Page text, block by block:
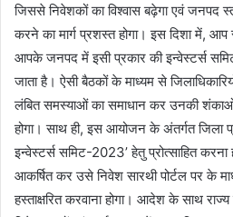
जिससे निवेशकों का विश्वास बढ़ेगा एवं जनपद
करने का मार्ग प्रशस्त होगा। इस दिशा में,
आपके जनपद में इसी प्रकार की इन्वेस्टर्स
जाता है। ऐसी बैठकों के माध्यम से
लंबित समस्याओं का समाधान कर उनकी
होगा। साथ ही, इस आयोजन के अंतर्गत जिला
इन्वेस्टर्स समिट-2023’ हेतु प्रोत्साहित
आकर्षित कर उसे निवेश सारथी पोर्टल पर के
हस्ताक्षरित करवाना होगा। आदेश के साथ